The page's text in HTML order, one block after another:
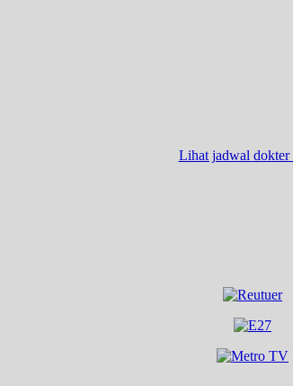
Lihat jadwal dokter